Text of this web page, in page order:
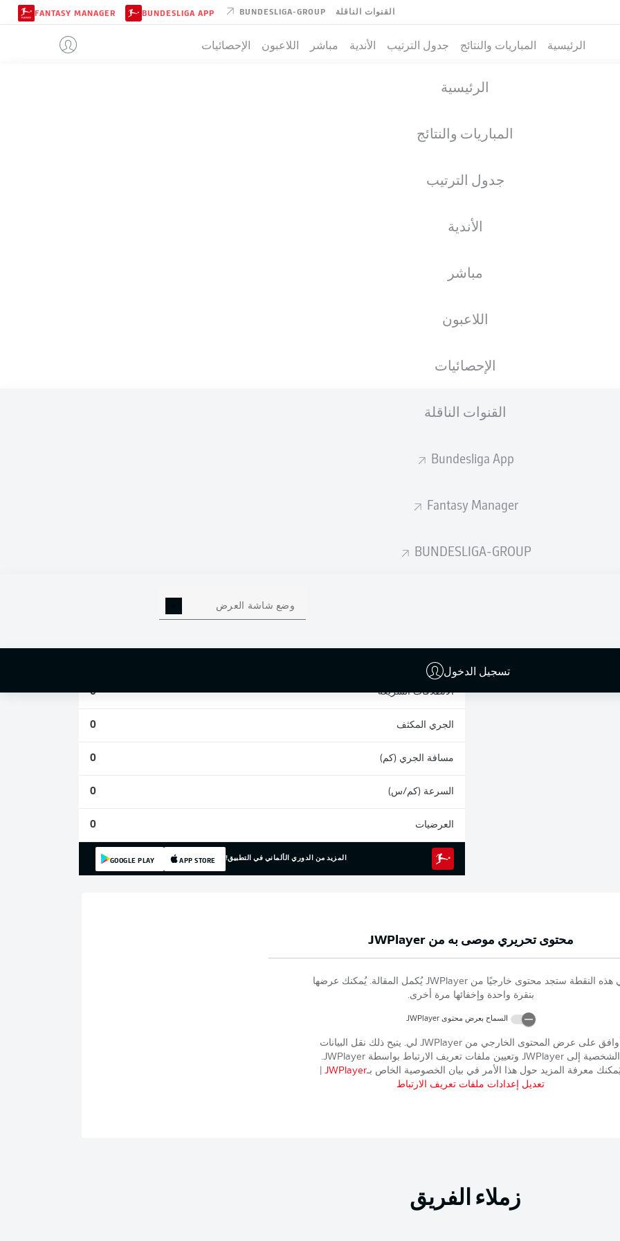
القنوات الناقلة BUNDESLIGA-GROUP
BUNDESLIGA APP
FANTASY MANAGER
الرئيسية المباريات والنتائج جدول الترتيب الأندية مباشر اللاعبون الإحصائيات
الرئيسية
المباريات والنتائج
جدول الترتيب
الأندية
مباشر
اللاعبون
الإحصائيات
القنوات الناقلة
Bundesliga App
Fantasy Manager
BUNDESLIGA-GROUP
وضع شاشة العرض
تسجيل الدخول
13.12.1995
إحصائيات موسم 2026/2027
الانطلاقات السريعة 0
الجري المكثف 0
مسافة الجري (كم) 0
السرعة (كم/س) 0
العرضيات 0
المزيد من الدوري الألماني في التطبيق! APP STORE
GOOGLE PLAY
محتوى تحريري موصى به منJWPlayer
هذه النقطة ستجد محتوى خارجيًا منJWPlayer يُكمل المقالة. يُمكنك عرضها
بنقرة واحدة وإخفائها مرة أخرى.
السماح بعرض محتوىJWPlayer
على عرض المحتوى الخارجي منJWPlayer لي. يتيح ذلك نقل البيانات
الشخصية إلى JWPlayer وتعيين ملفات تعريف الارتباط بواسطة JWPlayer
.
معرفة المزيد حول هذا الأمر في بيان الخصوصية الخاص بـJWPlayer
تعديل إعدادات ملفات تعريف الارتباط
زملاء الفريق